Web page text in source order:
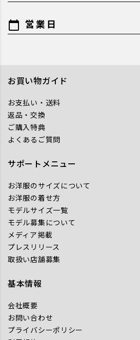
calendar_today 営業日
お買い物ガイド
お支払い・送料
返品・交換
ご購入特典
よくあるご質問
サポートメニュー
お洋服のサイズについて
お洋服の着せ方
モデルサイズ一覧
モデル募集について
メディア掲載
プレスリリース
取扱い店舗募集
基本情報
会社概要
お問い合わせ
プライバシーポリシー